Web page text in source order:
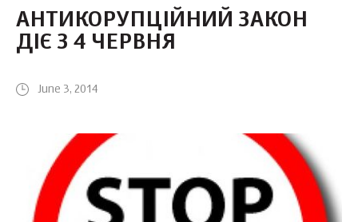
АНТИКОРУПЦІЙНИЙ ЗАКОН
ДІЄ З 4 ЧЕРВНЯ
June 3, 2014